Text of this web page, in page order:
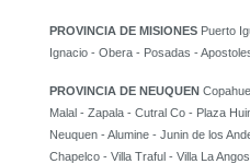
PROVINCIA DE MISIONES Puerto
Ignacio - Obera - Posadas -
PROVINCIA DE NEUQUEN
Malal - Zapala - Cutral Co - Plaza
Neuquen - Alumine - Junin de los
Chapelco - Villa Traful - Villa La